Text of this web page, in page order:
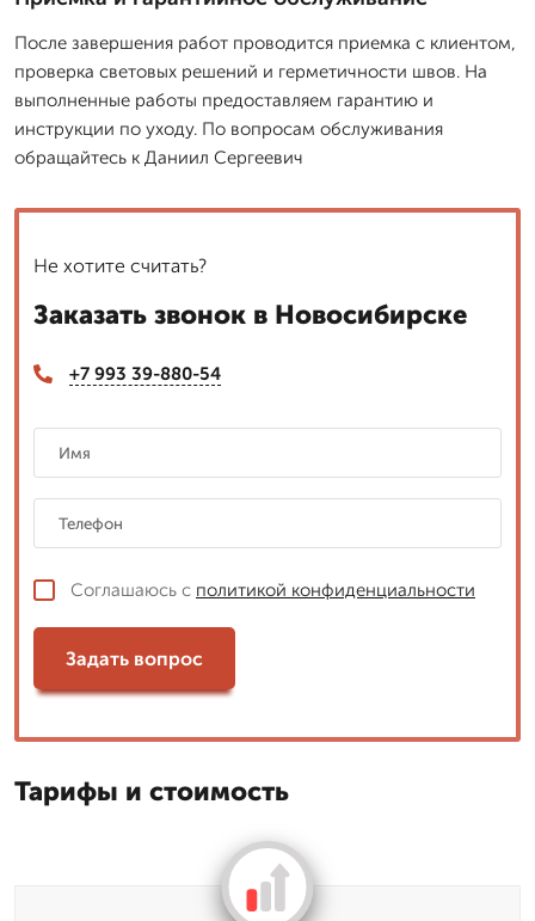
После завершения работ проводится приемка с клиентом,
проверка световых решений и герметичности швов. На
выполненные работы предоставляем гарантию и
инструкции по уходу. По вопросам обслуживания
обращайтесь к Даниил Сергеевич
Не хотите считать?
Заказать звонок в Новосибирске
+7 993 39-880-54
Соглашаюсь с политикой конфиденциальности
Задать вопрос
Тарифы и стоимость